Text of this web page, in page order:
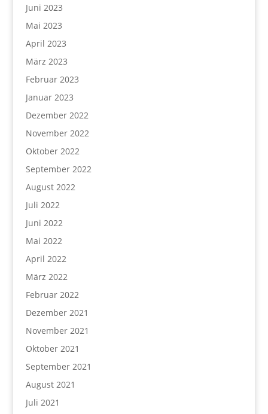
Juni 2023
Mai 2023
April 2023
März 2023
Februar 2023
Januar 2023
Dezember 2022
November 2022
Oktober 2022
September 2022
August 2022
Juli 2022
Juni 2022
Mai 2022
April 2022
März 2022
Februar 2022
Dezember 2021
November 2021
Oktober 2021
September 2021
August 2021
Juli 2021